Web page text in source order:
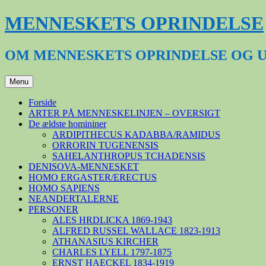
Hop
til
MENNESKETS OPRINDELSE
OM MENNESKETS OPRINDELSE OG
Menu
Forside
ARTER PÅ MENNESKELINJEN – OVERSIGT
De ældste homininer
ARDIPITHECUS KADABBA/RAMIDUS
ORRORIN TUGENENSIS
SAHELANTHROPUS TCHADENSIS
DENISOVA-MENNESKET
HOMO ERGASTER/ERECTUS
HOMO SAPIENS
NEANDERTALERNE
PERSONER
ALES HRDLICKA 1869-1943
ALFRED RUSSEL WALLACE 1823-1913
ATHANASIUS KIRCHER
CHARLES LYELL 1797-1875
ERNST HAECKEL 1834-1919